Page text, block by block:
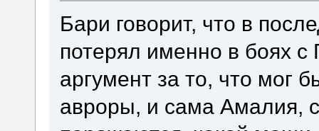
Бари говорит, что в
потерял именно в боях
аргумент за то, что мог
авроры, и сама Амалия,